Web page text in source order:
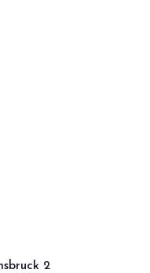
2